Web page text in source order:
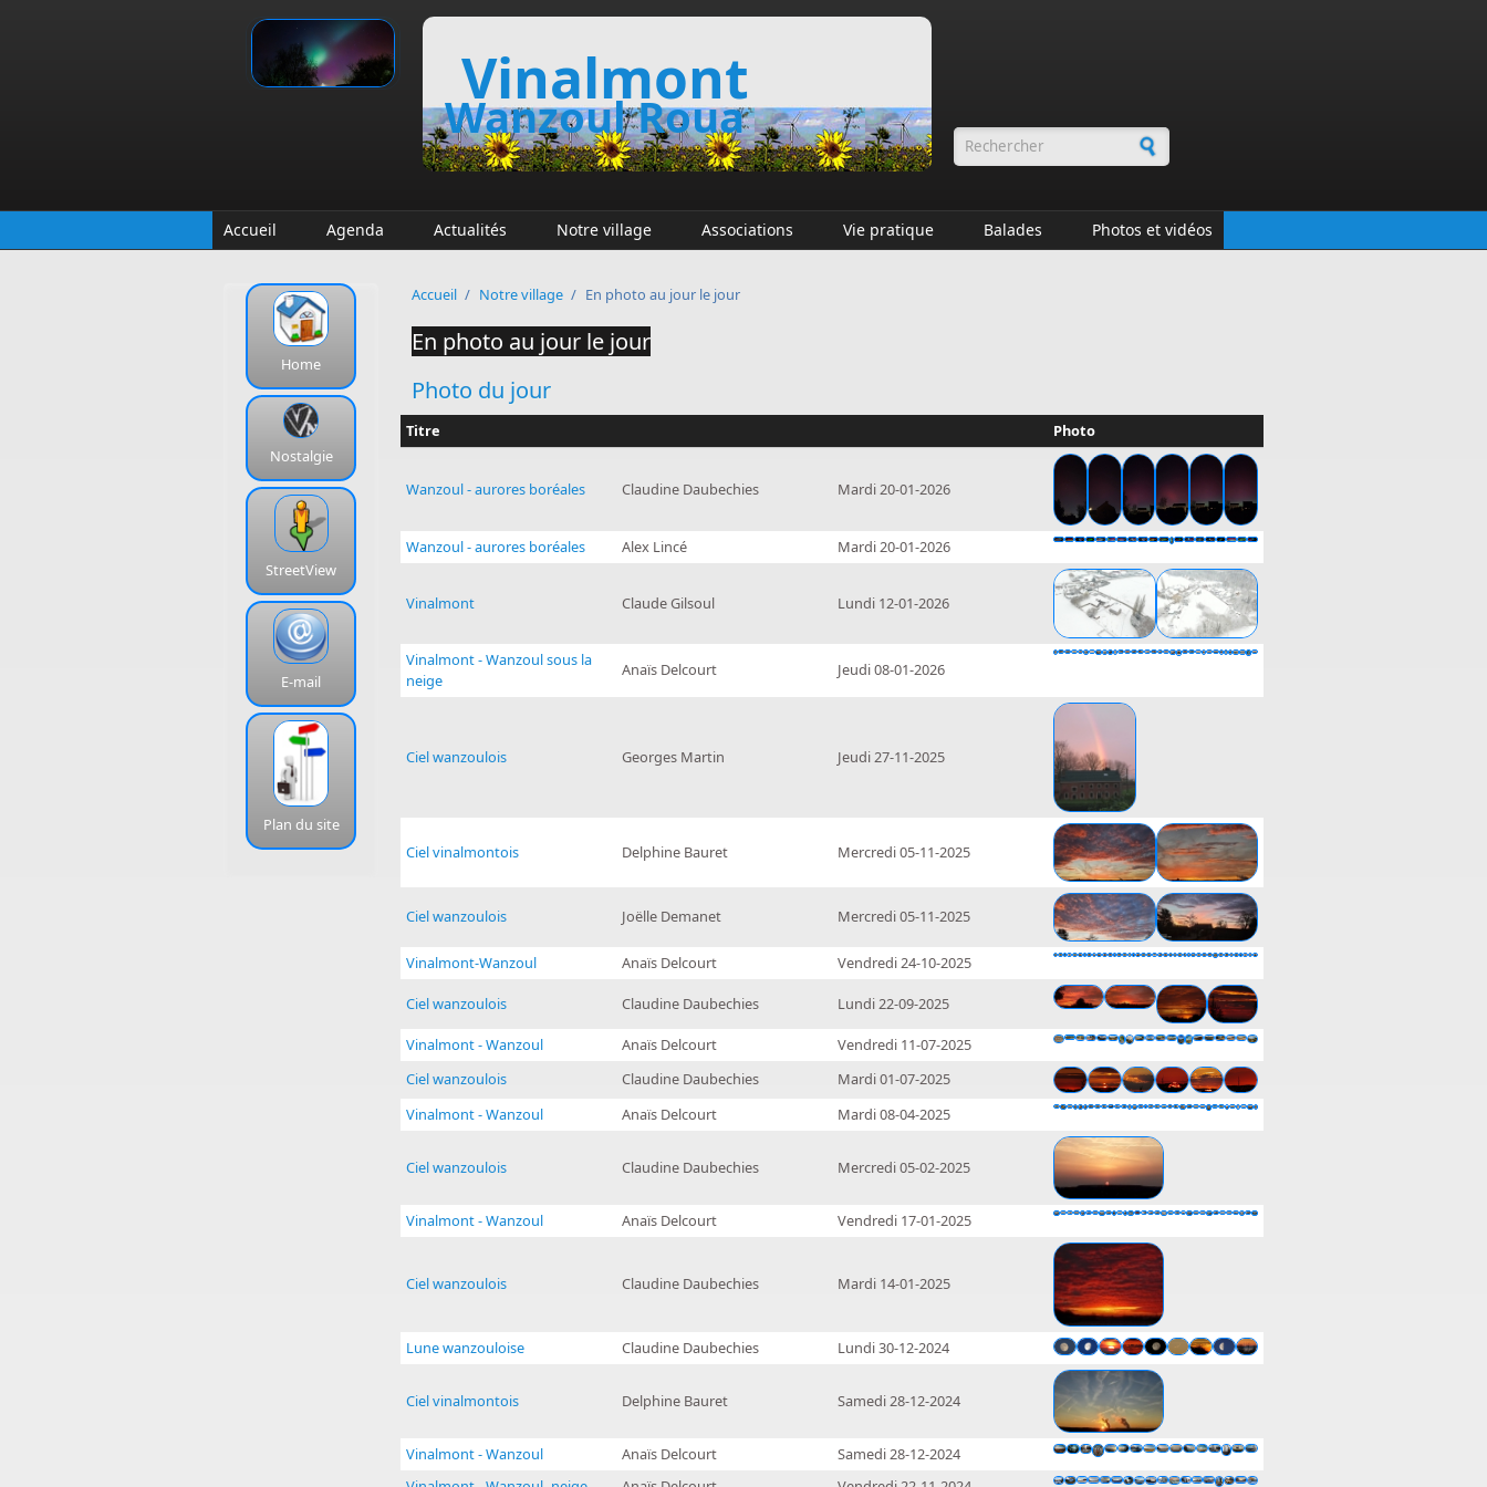
Vinalmont
Wanzoul Roua
Formulaire de recherche
Accueil Agenda Actualités Notre village Associations Vie pratique Balades Photos et vidéos
Home
Nostalgie
StreetView
E-mail
Plan du site
Accueil / Notre village / En photo au jour le jour
En photo au jour le jour
Photo du jour
Titre Photo
Wanzoul - aurores boréales Claudine Daubechies Mardi 20-01-2026
Wanzoul - aurores boréales Alex Lincé Mardi 20-01-2026
Vinalmont Claude Gilsoul Lundi 12-01-2026
Vinalmont - Wanzoul sous la
neige
Anaïs Delcourt Jeudi 08-01-2026
Ciel wanzoulois Georges Martin Jeudi 27-11-2025
Ciel vinalmontois Delphine Bauret Mercredi 05-11-2025
Ciel wanzoulois Joëlle Demanet Mercredi 05-11-2025
Vinalmont-Wanzoul Anaïs Delcourt Vendredi 24-10-2025
Ciel wanzoulois Claudine Daubechies Lundi 22-09-2025
Vinalmont - Wanzoul Anaïs Delcourt
Vendredi 11-07-2025
Ciel wanzoulois
Claudine Daubechies
Mardi 01-07-2025
Vinalmont - Wanzoul
Anaïs Delcourt Mardi 08-04-2025
Ciel wanzoulois Claudine Daubechies Mercredi 05-02-2025
Vinalmont - Wanzoul Anaïs Delcourt Vendredi 17-01-2025
Ciel wanzoulois Claudine Daubechies Mardi 14-01-2025
Lune wanzouloise Claudine Daubechies Lundi 30-12-2024
Ciel vinalmontois Delphine Bauret Samedi 28-12-2024
Vinalmont - Wanzoul Anaïs Delcourt
Samedi 28-12-2024